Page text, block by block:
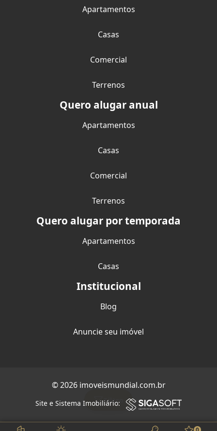
Filtro
Apartamentos
Casas
Comercial
Terrenos
Quero alugar anual
Apartamentos
Casas
Comercial
Terrenos
Quero alugar por temporada
Apartamentos
Casas
Institucional
Blog
Anuncie seu imóvel
© 2026 imoveismundial.com.br
Site e Sistema Imobiliário: